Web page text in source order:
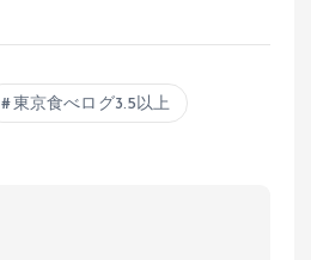
e
e
n
a
東京食べログ3.5以上